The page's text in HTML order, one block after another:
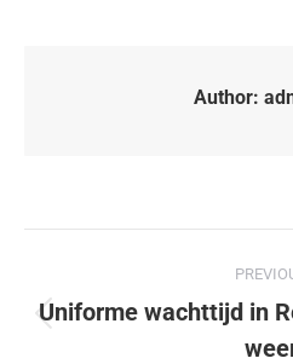
Author:
Uniforme wachttijd in